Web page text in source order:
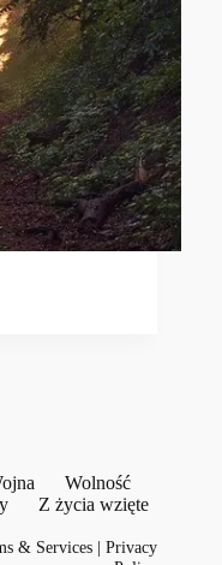
Wolność
Z życia wzięte
& Services |Privacy